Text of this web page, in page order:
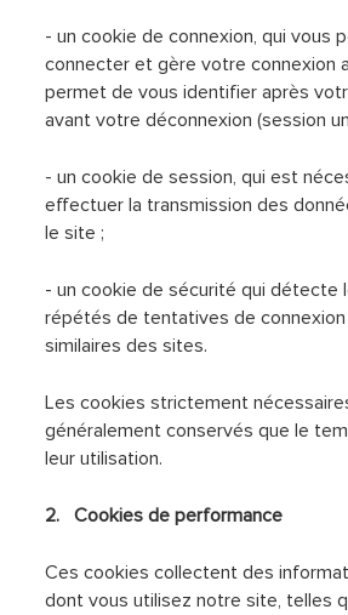
- un cookie de connexion, qui vous
connecter et gère votre connexion
permet de vous identifier après
avant votre déconnexion (session
- un cookie de session, qui est
effectuer la transmission des
le site ;
- un cookie de sécurité qui détecte
répétés de tentatives de connexion
similaires des sites.
Les cookies strictement
généralement conservés que le
leur utilisation.
2. Cookies de performance
Ces cookies collectent des
dont vous utilisez notre site, telles